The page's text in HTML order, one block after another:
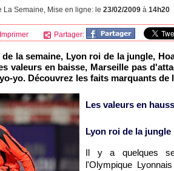
La Semaine, Mise en ligne: le 23/02/2009 à 14h20
Imprimer Partager:
la semaine, Lyonroi de la jungle,
valeurs en baisse, Marseille pas
yo. Découvrez les faits marquants de
Les valeurs en
Lyon roi de la jungle
Il y a quelques
l'Olympique Lyonnais